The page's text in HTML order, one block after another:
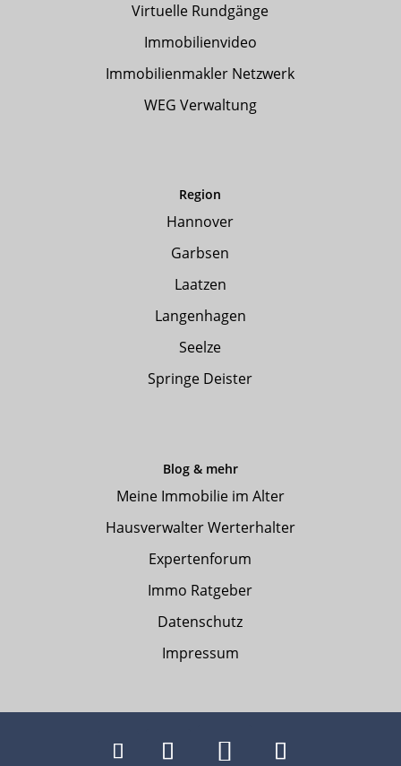
Virtuelle Rundgänge
Immobilienvideo
Immobilienmakler Netzwerk
WEG Verwaltung
Region
Hannover
Garbsen
Laatzen
Langenhagen
Seelze
Springe Deister
Blog & mehr
Meine Immobilie im Alter
Hausverwalter Werterhalter
Expertenforum
Immo Ratgeber
Datenschutz
Impressum